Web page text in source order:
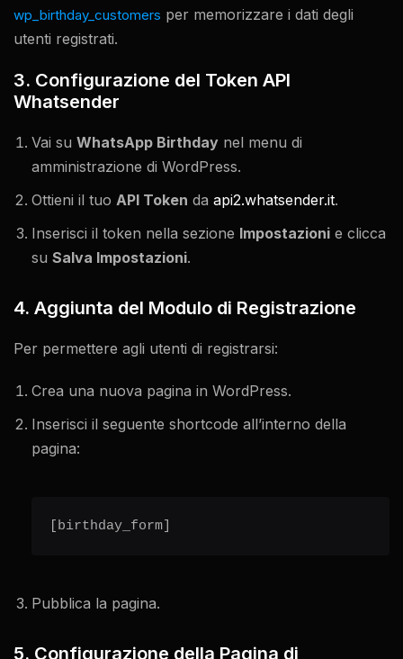
wp_birthday_customers per memorizzare i dati degli
utenti registrati.
3. Configurazione del Token API
Whatsender
Vai su WhatsApp Birthday nel menu di
amministrazione di WordPress.
Ottieni il tuo API Token da api2.whatsender.it.
Inserisci il token nella sezione Impostazioni e clicca
su Salva Impostazioni.
4. Aggiunta del Modulo di Registrazione
Per permettere agli utenti di registrarsi:
Crea una nuova pagina in WordPress.
Inserisci il seguente shortcode all’interno della
pagina:
[birthday_form]
Pubblica la pagina.
5. Configurazione della Pagina di